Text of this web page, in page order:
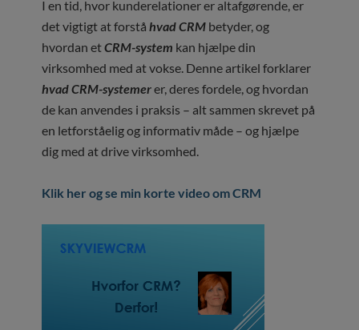
I en tid, hvor kunderelationer er altafgørende, er
det vigtigt at forståhvad CRM betyder, og
hvordan etCRM-system kan hjælpe din
virksomhed med at vokse. Denne artikel forklarer
hvad CRM-systemerer, deres fordele, og hvordan
de kan anvendes i praksis – alt sammen skrevet på
en letforståelig og informativ måde – og hjælpe
dig med at drive virksomhed.
Klik her og se min korte video om CRM